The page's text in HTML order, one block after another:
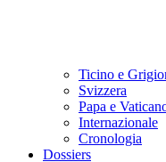
Ticino e
Svizzera
Papa e
Internazionale
Cronologia
Dossiers